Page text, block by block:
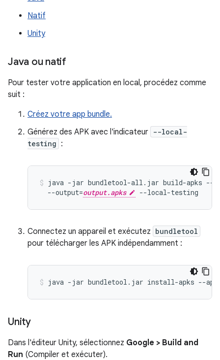
Natif
Unity
Java ou natif
Pour tester votre application en local, procédez comme
suit :
Créez votre app bundle.
Générez des APK avec l'indicateur --local-
testing :
java -jar bundletool-all.jar build-apks --
  --output=
output.apks
Connectez un appareil et exécutez bundletool
pour télécharger les APK indépendamment :
java -jar bundletool.jar install-apks --
Unity
Dans l'éditeur Unity, sélectionnez Google > Build and
Run (Compiler et exécuter).